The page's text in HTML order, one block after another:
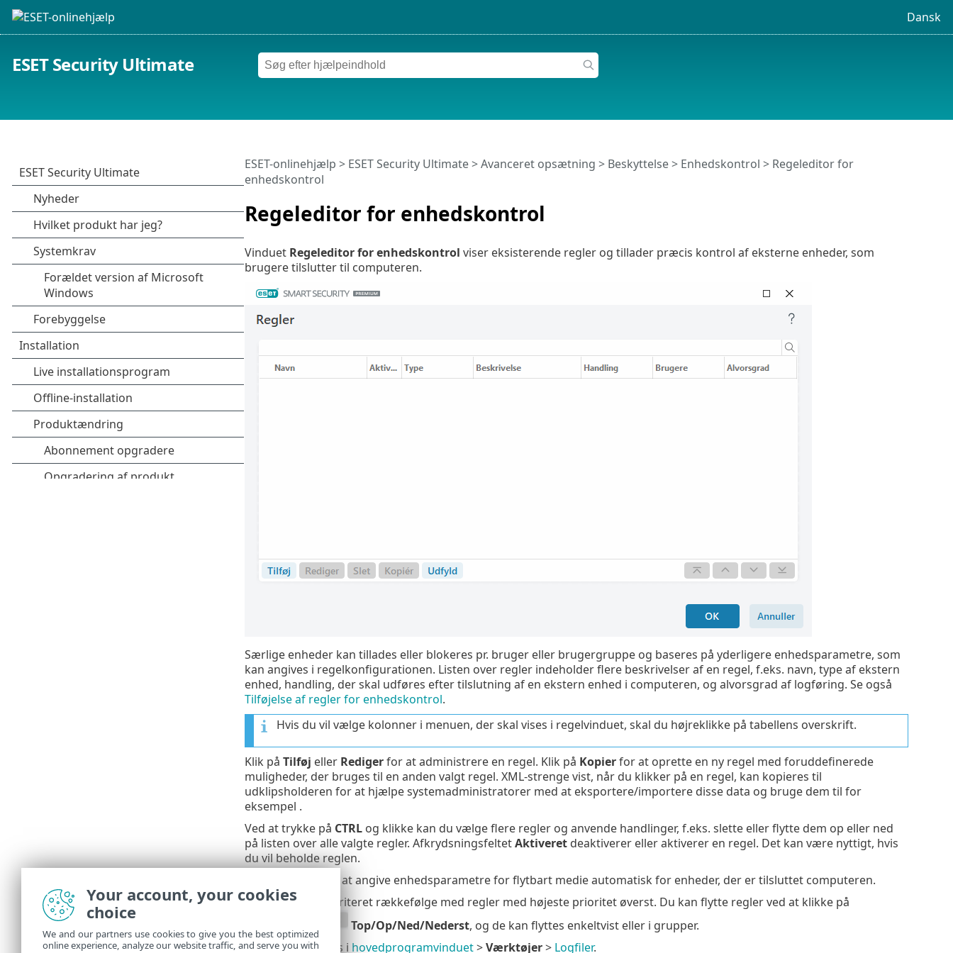
Dansk
ESET Security Ultimate
Regeleditor for enhedskontrol
ESET-onlinehjælp > ESET Security Ultimate>Avanceret opsætning > Beskyttelse> Enhedskontrol > Regeleditor for
enhedskontrol
Vinduet Regeleditor for enhedskontrol viser eksisterende regler og tillader præcis kontrol af eksterne enheder, som
brugere tilslutter til computeren.
Særlige enheder kan tillades eller blokeres pr. bruger eller brugergruppe og baseres på yderligere enhedsparametre, som
kan angives i regelkonfigurationen. Listen over regler indeholder flere beskrivelser af en regel, f.eks. navn, type af ekstern
enhed, handling, der skal udføres efter tilslutning af en ekstern enhed i computeren, og alvorsgrad af logføring. Se også
Tilføjelse af regler for enhedskontrol.
Hvis du vil vælge kolonner i menuen, der skal vises i regelvinduet, skal du højreklikke på tabellens overskrift.
Klik på Tilføj eller Redigerfor at administrere en regel. Klik på Kopierfor at oprette en ny regel med foruddefinerede
muligheder, der bruges til en anden valgt regel. XML-strenge vist, når du klikker på en regel, kan kopieres til
udklipsholderen for at hjælpe systemadministratorer med at eksportere/importere disse data og bruge dem til for
eksempel .
Ved at trykke på CTRLog klikke kan du vælge flere regler og anvende handlinger, f.eks. slette eller flytte dem op eller ned
på listen over alle valgte regler. AfkrydsningsfeltetAktiveretdeaktiverer eller aktiverer en regel. Det kan være nyttigt, hvis
du vil beholde reglen.
for at angive enhedsparametre for flytbart medie automatisk for enheder, der er tilsluttet computeren.
Regler vises i prioriteret rækkefølge med regler med højeste prioritet øverst. Du kan flytte regler ved at klikke på
Top/Op/Ned/Nederst, og de kan flyttes enkeltvist eller i grupper.
Logposter kan ses i hovedprogramvinduet>Værktøjer> Logfiler.
Your account, your cookies
choice
We and our partners use cookies to give you the best optimized
online experience, analyze our website traffic, and serve you with